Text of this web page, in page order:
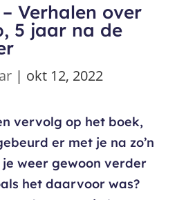
Verhalen over
5 jaar na de
| okt 12, 2022
vervolg op het boek,
er met je na zo’n
weer gewoon verder
het daarvoor was?